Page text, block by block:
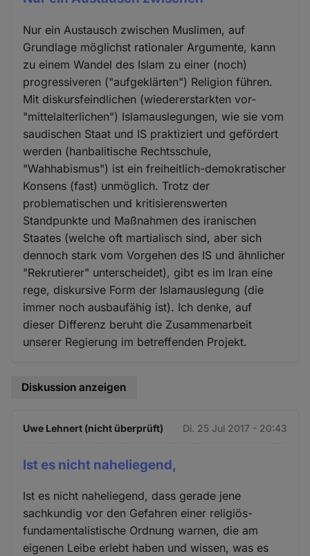
Nur ein Austausch zwischen Muslimen, auf
Grundlage möglichst rationaler Argumente, kann
zu einem Wandel des Islam zu einer (noch)
progressiveren ("aufgeklärten") Religion führen.
Mit diskursfeindlichen (wiedererstarkten vor-
"mittelalterlichen") Islamauslegungen, wie sie vom
saudischen Staat und IS praktiziert und gefördert
werden (hanbalitische Rechtsschule,
"Wahhabismus") ist ein freiheitlich-demokratischer
Konsens (fast) unmöglich. Trotz der
problematischen und kritisierenswerten
Standpunkte und Maßnahmen des iranischen
Staates (welche oft martialisch sind, aber sich
dennoch stark vom Vorgehen des IS und ähnlicher
"Rekrutierer" unterscheidet), gibt es im Iran eine
rege, diskursive Form der Islamauslegung (die
immer noch ausbaufähig ist). Ich denke, auf
dieser Differenz beruht die Zusammenarbeit
unserer Regierung im betreffenden Projekt.
Diskussion anzeigen
Uwe Lehnert (nicht überprüft) Di. 25 Jul 2017 - 20:43
Ist es nicht naheliegend,
Ist es nicht naheliegend, dass gerade jene
sachkundig vor den Gefahren einer religiös-
fundamentalistische Ordnung warnen, die am
eigenen Leibe erlebt haben und wissen, was es